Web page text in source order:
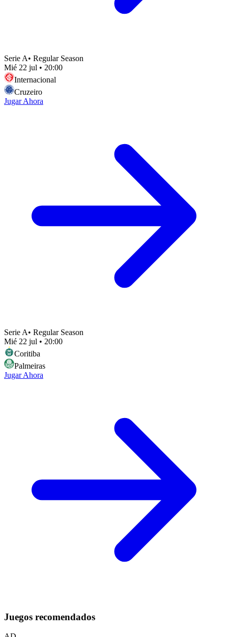
Serie A• Regular Season
Mié 22 jul • 20:00
Internacional
Cruzeiro
Jugar Ahora
Serie A• Regular Season
Mié 22 jul • 20:00
Coritiba
Palmeiras
Jugar Ahora
Juegos recomendados